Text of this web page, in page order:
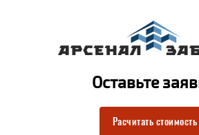
Оставьте
Расчитать стоимость